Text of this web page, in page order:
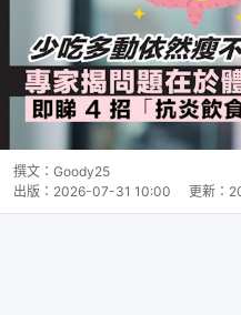
撰文： Goody25
出版： 2026-07-31 10:00 更新：